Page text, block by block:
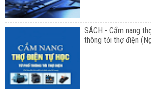
SÁCH - Cẩm nang
thông tới thợ điện